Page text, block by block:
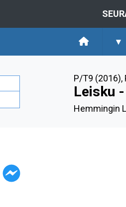
▾
P/T9 (2016),
Leisku
Hemmingin